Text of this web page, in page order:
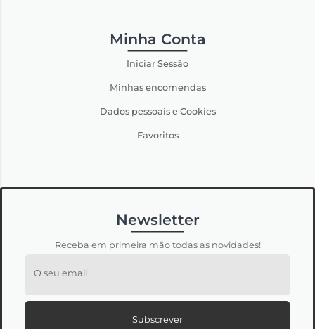
Minha Conta
Iniciar Sessão
Minhas encomendas
Dados pessoais e Cookies
Favoritos
Newsletter
Receba em primeira mão todas as novidades!
O seu email
Subscrever